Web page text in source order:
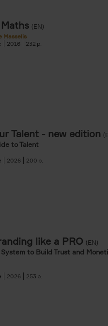
(EN)
Masselis
2016 232
Talent - new edition
to Talent
2026 200
like a PRO (EN)
to Build Trust and
2026 253